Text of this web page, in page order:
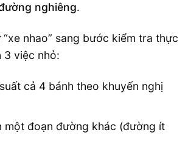
nghiêng.
nhao” sang bước kiểm tra thực
3 việc nhỏ:
cả 4 bánh theo khuyến nghị
một đoạn đường khác (đường ít